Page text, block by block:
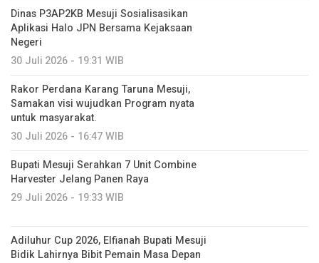
Dinas P3AP2KB Mesuji Sosialisasikan
Aplikasi Halo JPN Bersama Kejaksaan
Negeri
30 Juli 2026 - 19:31 WIB
Rakor Perdana Karang Taruna Mesuji,
Samakan visi wujudkan Program nyata
untuk masyarakat.
30 Juli 2026 - 16:47 WIB
Bupati Mesuji Serahkan 7 Unit Combine
Harvester Jelang Panen Raya
29 Juli 2026 - 19:33 WIB
Adiluhur Cup 2026, Elfianah Bupati Mesuji
Bidik Lahirnya Bibit Pemain Masa Depan